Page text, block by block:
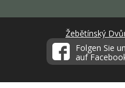
Žebětínský
Folgen Sie
auf